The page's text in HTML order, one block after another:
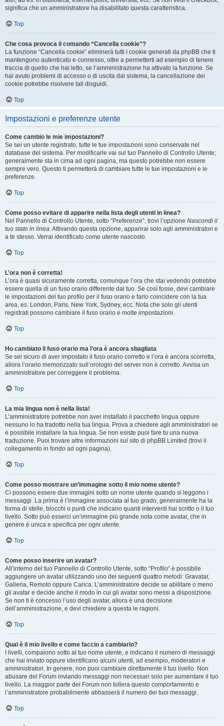
significa che un amministratore ha disabilitato questa caratteristica.
Top
Che cosa provoca il comando “Cancella cookie”?
La funzione “Cancella cookie” eliminerà tutti i cookie generati da phpBB che ti
mantengono autenticato e connesso, oltre a permetterti ad esempio di tenere
traccia di quello che hai letto, se l’amministrazione ha attivato la funzione. Se
hai avuto problemi di accesso o di uscita dal sistema, la cancellazione dei
cookie potrebbe risolvere tali disguidi.
Top
Impostazioni e preferenze utente
Come cambio le mie impostazioni?
Se sei un utente registrato, tutte le tue impostazioni sono conservate nel
database del sistema. Per modificarle vai sul tuo Pannello di Controllo Utente;
generalmente sta in cima ad ogni pagina, ma questo potrebbe non essere
sempre vero. Questo ti permetterà di cambiare tutte le tue impostazioni e le
preferenze.
Top
Come posso evitare di apparire nella lista degli utenti in linea?
Nel Pannello di Controllo Utente, sotto “Preferenze”, trovi l’opzione Nascondi il
tuo stato in linea. Attivando questa opzione, apparirai solo agli amministratori e
a te stesso. Verrai identificato come utente nascosto.
Top
L’ora non è corretta!
L’ora è quasi sicuramente corretta, comunque l’ora che stai vedendo potrebbe
essere quella di un fuso orario differente dal tuo. Se così fosse, devi cambiare
le impostazioni del tuo profilo per il fuso orario e farlo coincidere con la tua
area, es. London, Paris, New York, Sydney, ecc. Nota che solo gli utenti
registrati possono cambiare il fuso orario e molte impostazioni.
Top
Ho cambiato il fuso orario ma l’ora è ancora sbagliata
Se sei sicuro di aver impostato il fuso orario corretto e l’ora è ancora scorretta,
allora l’orario memorizzato sull’orologio del server non è corretto. Avvisa un
amministratore per correggere il problema.
Top
La mia lingua non è nella lista!
L’amministratore potrebbe non aver installato il pacchetto lingua oppure
nessuno lo ha tradotto nella tua lingua. Prova a chiedere agli amministratori se
è possibile installare la tua lingua. Se non esiste puoi fare tu una nuova
traduzione. Puoi trovare altre informazioni sul sito di phpBB Limited (trovi il
collegamento in fondo ad ogni pagina).
Top
Come posso mostrare un’immagine sotto il mio nome utente?
Ci possono essere due immagini sotto un nome utente quando si leggono i
messaggi. La prima è l’immagine associata al tuo grado, generalmente ha la
forma di stelle, blocchi o punti che indicano quanti interventi hai scritto o il tuo
livello. Sotto può esserci un’immagine più grande nota come avatar, che in
genere è unica e specifica per ogni utente.
Top
Come posso inserire un avatar?
All’interno del tuo Pannello di Controllo Utente, sotto “Profilo” è possibile
aggiungere un avatar utilizzando uno dei seguenti quattro metodi: Gravatar,
Galleria, Remoto oppure Carica. L’amministratore decide se abilitare o meno
gli avatar e decide anche il modo in cui gli avatar sono messi a disposizione.
Se non ti è concesso l’uso degli avatar, allora è una decisione
dell’amministrazione, e devi chiedere a questa le ragioni.
Top
Qual è il mio livello e come faccio a cambiarlo?
I livelli, compaiono sotto al tuo nome utente, e indicano il numero di messaggi
che hai inviato oppure identificano alcuni utenti, ad esempio, moderatori e
amministratori. In genere, non puoi cambiare direttamente il tuo livello. Non
abusare del Forum inviando messaggi non necessari solo per aumentare il tuo
livello. La maggior parte dei Forum non tollera questo comportamento e
l’amministratore probabilmente abbasserà il numero dei tuoi messaggi.
Top